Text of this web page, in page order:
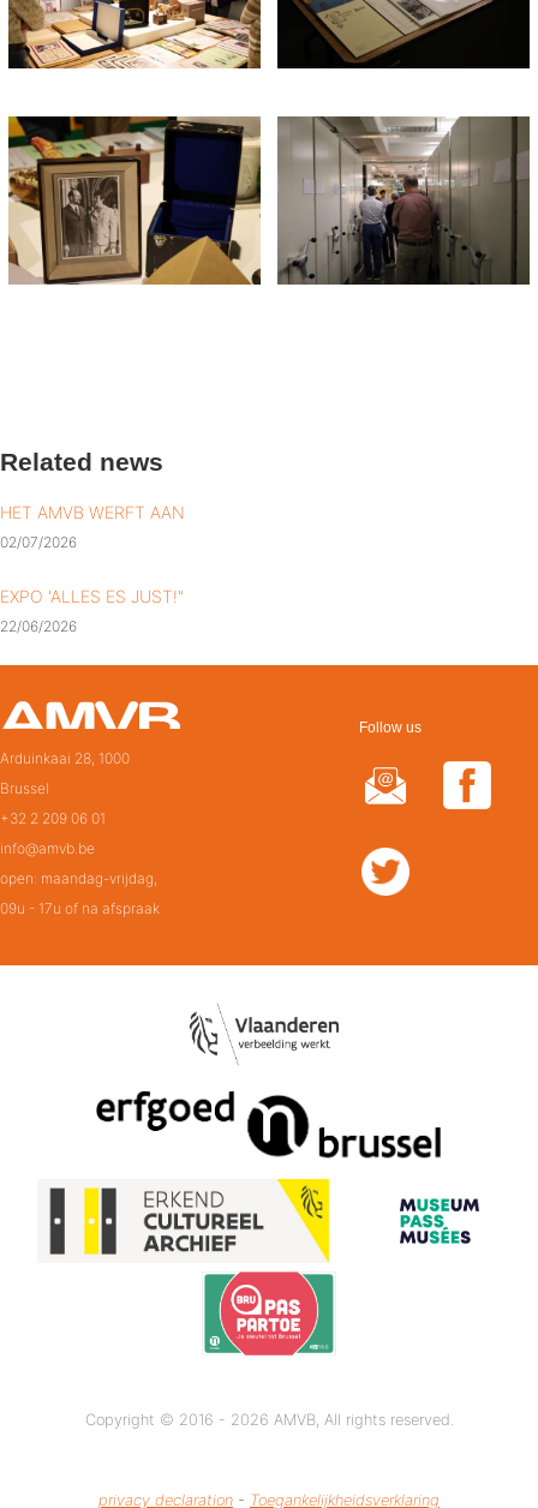
Related news
HET AMVB WERFT AAN
02/07/2026
EXPO 'ALLES ES JUST!"
22/06/2026
Arduinkaai 28, 1000
Brussel
+32 2 209 06 01
info@amvb.be
open: maandag-vrijdag,
09u - 17u of na afspraak
Follow us
Copyright © 2016 - 2026 AMVB, All rights reserved.
privacy declaration - Toegankelijkheidsverklaring